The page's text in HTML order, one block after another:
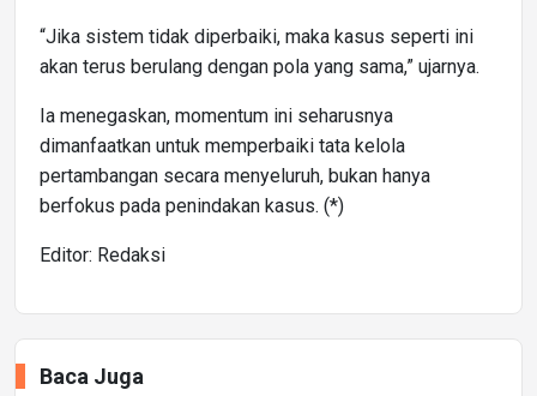
“Jika sistem tidak diperbaiki, maka kasus seperti ini
akan terus berulang dengan pola yang sama,” ujarnya.
Ia menegaskan, momentum ini seharusnya
dimanfaatkan untuk memperbaiki tata kelola
pertambangan secara menyeluruh, bukan hanya
berfokus pada penindakan kasus. (*)
Editor: Redaksi
Baca Juga